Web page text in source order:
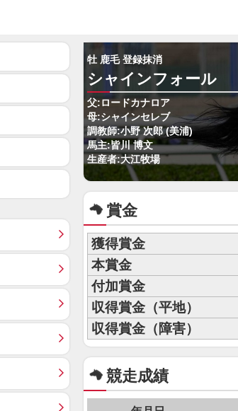
牡 鹿毛 登録抹消
シャインフォール
父:ロードカナロア
母:シャインセレブ
調教師:小野 次郎 (美浦)
馬主:皆川 博文
生産者:大江牧場
賞金
獲得賞金
本賞金
付加賞金
収得賞金（平地）
収得賞金（障害）
競走成績